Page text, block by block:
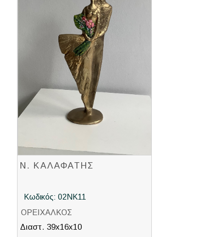
Ν. ΚΑΛΑΦΑΤΗΣ
Κωδικός: 02ΝΚ11
ΟΡΕΙΧΑΛΚΟΣ
Διαστ. 39x16x10